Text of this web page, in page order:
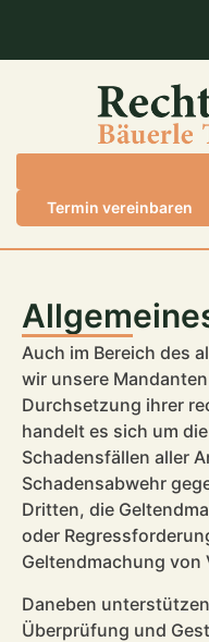
Termin vereinbaren
Auch im Bereich des
wir unsere
Durchsetzung ihrer
handelt es sich um
Schadensfällen aller
Schadensabwehr
Dritten, die
oder
Geltendmachung
Daneben
Überprüfung und